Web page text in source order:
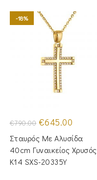
-18%
€790.00 Original
price
was:
€790.00.
€645.00
τιμή
είναι:
€645.00.
Σταυρός Mε Aλυσίδα
40cm Γυναικείος Χρυσός
Κ14 SXS-20335Y